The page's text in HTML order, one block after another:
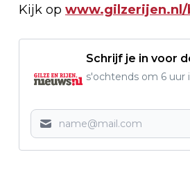
Kijk op
Schrijf je in voor
s'ochtends om 6 uur